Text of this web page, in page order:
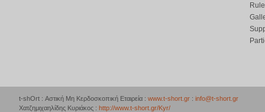
t-shOrt : Αστική Μη Κερδοσκοπική Εταιρεία : www.t-short.gr : info@t-short.gr
Χατζημιχαηλίδης Κυριάκος : http://www.t-short.gr/Kyr/